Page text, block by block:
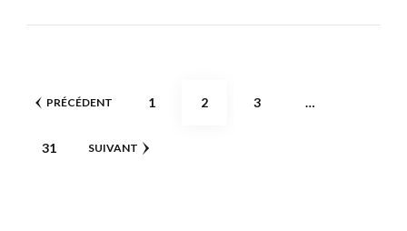
Pagination
publications
PRÉCÉDENT PAGE
1 PAGE
2 PAGE
3 …
PAGE
31 SUIVANT